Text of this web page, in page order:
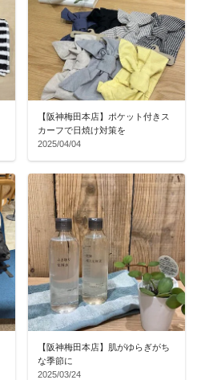
【阪神梅田本店】ポケット付きス
カーフで日焼け対策を
2025/04/04
【阪神梅田本店】肌がゆらぎがち
な季節に
2025/03/24